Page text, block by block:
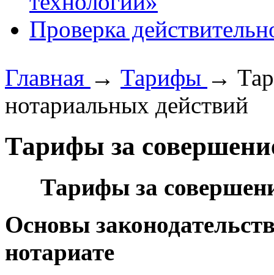
Проверка
Главная → Тарифы →
нотариальных действий
Тарифы за
Тарифы за
Основы
нотариате